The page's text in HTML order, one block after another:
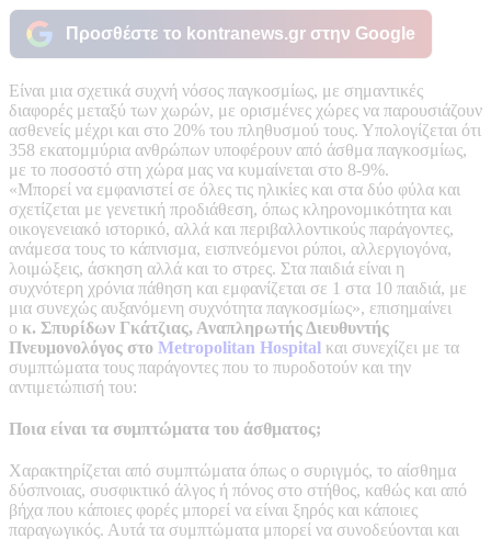
Προσθέστε το kontranews.gr στην Google
Είναι μια σχετικά συχνή νόσος παγκοσμίως, με σημαντικές
διαφορές μεταξύ των χωρών, με ορισμένες χώρες να παρουσιάζουν
ασθενείς μέχρι και στο 20% του πληθυσμού τους. Υπολογίζεται ότι
358 εκατομμύρια ανθρώπων υποφέρουν από άσθμα παγκοσμίως,
με το ποσοστό στη χώρα μας να κυμαίνεται στο 8-9%.
«Μπορεί να εμφανιστεί σε όλες τις ηλικίες και στα δύο φύλα και
σχετίζεται με γενετική προδιάθεση, όπως κληρονομικότητα και
οικογενειακό ιστορικό, αλλά και περιβαλλοντικούς παράγοντες,
ανάμεσα τους το κάπνισμα, εισπνεόμενοι ρύποι, αλλεργιογόνα,
λοιμώξεις, άσκηση αλλά και το στρες. Στα παιδιά είναι η
συχνότερη χρόνια πάθηση και εμφανίζεται σε 1 στα 10 παιδιά, με
μια συνεχώς αυξανόμενη συχνότητα παγκοσμίως», επισημαίνει
ο κ. Σπυρίδων Γκάτζιας, Αναπληρωτής Διευθυντής
Πνευμονολόγος στο Μetropolitan Hospital και συνεχίζει με τα
συμπτώματα τους παράγοντες που το πυροδοτούν και την
αντιμετώπισή του:
Ποια είναι τα συμπτώματα του άσθματος;
Χαρακτηρίζεται από συμπτώματα όπως ο συριγμός, το αίσθημα
δύσπνοιας, συσφικτικό άλγος ή πόνος στο στήθος, καθώς και από
βήχα που κάποιες φορές μπορεί να είναι ξηρός και κάποιες
παραγωγικός. Αυτά τα συμπτώματα μπορεί να συνοδεύονται και